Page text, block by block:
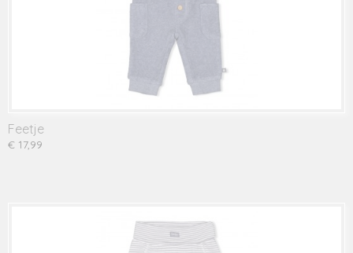
Feetje
€ 17,99